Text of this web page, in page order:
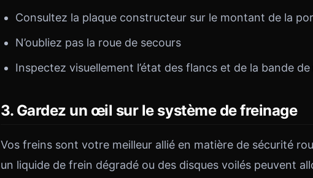
Consultez la plaque constructeur sur le montant de la
N’oubliez pas la roue de secours
Inspectez visuellement l’état des flancs et de la bande
3. Gardez un œil sur le système de freinage
Vos freins sont votre meilleur allié en matière de sécurité
un liquide de frein dégradé ou des disques voilés peuvent